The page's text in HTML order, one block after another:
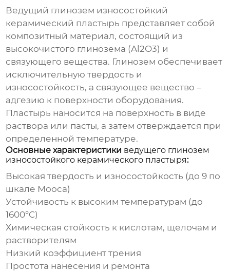
Ведущий глинозем износостойкий
керамический пластырь представляет собой
композитный материал, состоящий из
высокочистого глинозема (Al2O3) и
связующего вещества. Глинозем обеспечивает
исключительную твердость и
износостойкость, а связующее вещество –
адгезию к поверхности оборудования.
Пластырь наносится на поверхность в виде
раствора или пасты, а затем отверждается при
определенной температуре.
Основные характеристики ведущего глинозем
износостойкого керамического пластыря:
Высокая твердость и износостойкость (до 9 по
шкале Мооса)
Устойчивость к высоким температурам (до
1600°C)
Химическая стойкость к кислотам, щелочам и
растворителям
Низкий коэффициент трения
Простота нанесения и ремонта